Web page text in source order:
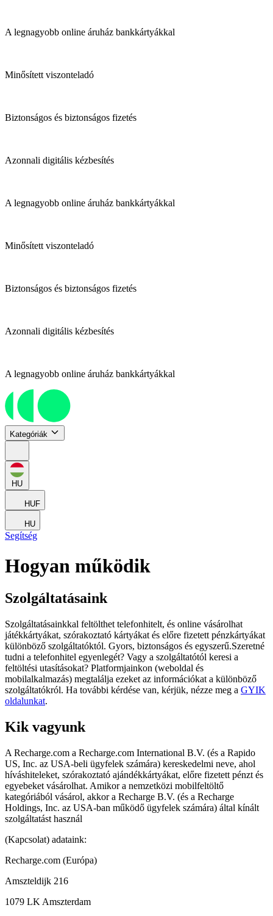
A legnagyobb online áruház bankkártyákkal
Minősített viszonteladó
Biztonságos és biztonságos fizetés
Azonnali digitális kézbesítés
A legnagyobb online áruház bankkártyákkal
Minősített viszonteladó
Biztonságos és biztonságos fizetés
Azonnali digitális kézbesítés
A legnagyobb online áruház bankkártyákkal
Kategóriák
HU
HUF
HU
Segítség
Hogyan működik
Szolgáltatásaink
Szolgáltatásainkkal feltölthet telefonhitelt, és online vásárolhat
játékkártyákat, szórakoztató kártyákat és előre fizetett pénzkártyákat
különböző szolgáltatóktól. Gyors, biztonságos és egyszerű.Szeretné
tudni a telefonhitel egyenlegét? Vagy a szolgáltatótól keresi a
feltöltési utasításokat? Platformjainkon (weboldal és
mobilalkalmazás) megtalálja ezeket az információkat a különböző
szolgáltatókról. Ha további kérdése van, kérjük, nézze meg a GYIK
oldalunkat.
Kik vagyunk
A Recharge.com a Recharge.com International B.V. (és a Rapido
US, Inc. az USA-beli ügyfelek számára) kereskedelmi neve, ahol
híváshiteleket, szórakoztató ajándékkártyákat, előre fizetett pénzt és
egyebeket vásárolhat. Amikor a nemzetközi mobilfeltöltő
kategóriából vásárol, akkor a Recharge B.V. (és a Recharge
Holdings, Inc. az USA-ban működő ügyfelek számára) által kínált
szolgáltatást használ
(Kapcsolat) adataink:
Recharge.com (Európa)
Amszteldijk 216
1079 LK Amszterdam